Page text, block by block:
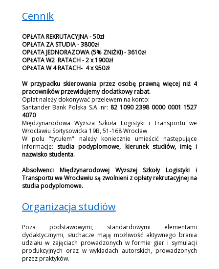
Cennik
OPŁATA REKRUTACYJNA -50zł
OPŁATA ZA STUDIA - 3800zł
OPŁATA JEDNORAZOWA (5% ZNIŻKI) - 3610zł
OPŁATA W2 RATACH -2 x 1900zł
OPŁATA W 4 RATACH- 4 x 950zł
W przypadku skierowania przez osobę prawną więcej niż 4
pracowników przewidujemy dodatkowy rabat.
Opłat należy dokonywać przelewem na konto:
Santander Bank Polska S.A. nr: 82 1090 2398 0000 0001 1527
4070
Międzynarodowa Wyższa Szkoła Logistyki i Transportu we
Wrocławiu Sołtysowicka 19B, 51-168 Wrocław
W polu "tytułem" należy koniecznie umieścić następujące
informacje:studia podyplomowe, kierunek studiów, imię i
nazwisko studenta.
Absolwenci Międzynarodowej Wyższej Szkoły Logistyki i
Transportu we Wrocławiu są zwolnieni z opłaty rekrutacyjnej na
studia podyplomowe.
Organizacja studiów
Poza podstawowymi, standardowymi elementami
dydaktycznymi, słuchacze mają możliwość aktywnego brania
udziału w zajęciach prowadzonych w formie gier i symulacji
produkcyjnych oraz w wykładach autorskich, prowadzonych
przez praktyków.